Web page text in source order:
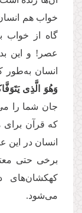
خواب هم
گاه از خواب
عصر! و این
انسان به‌طور
وَهُوَ الَّذِی
جان شما را
که قرآن
انسان در
برخی حتی
می‌شود.